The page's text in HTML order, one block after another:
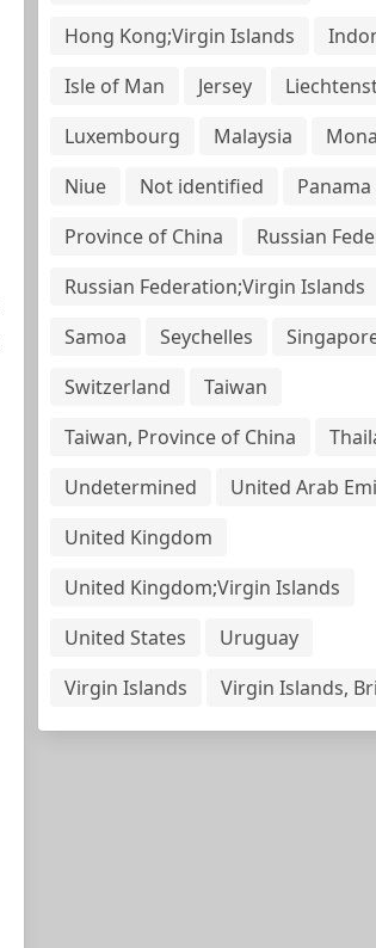
Hong Kong;Virgin Islands
Isle of Man
Jersey
Luxembourg
Malaysia
Niue
Not identified
Panama
Province of China
Russian
Russian Federation;Virgin Islands
Samoa
Seychelles
Switzerland
Taiwan
Taiwan, Province of China
Undetermined
United Arab
United Kingdom
United Kingdom;Virgin Islands
United States
Uruguay
Virgin Islands
Virgin Islands,